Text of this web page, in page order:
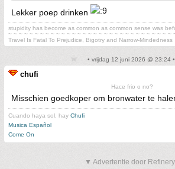
Lekker poep drinken
stupidity has become as common as common sense was
~ ~ ~ ~ ~ ~ ~ ~ ~ ~ ~ ~ ~ ~ ~ ~ ~ ~ ~ ~ ~ ~ ~ ~ ~ ~ ~ ~ ~ ~ ~
Travel Is Fatal To Prejudice, Bigotry and Narrow-Mindedness
• vrijdag 12 juni 2026 @ 23:24
chufi
Hace frio o no?
Misschien goedkoper om bronwater te
Cuando haya sol, hay Chufi
Musica Español
Come On
▼ Advertentie door